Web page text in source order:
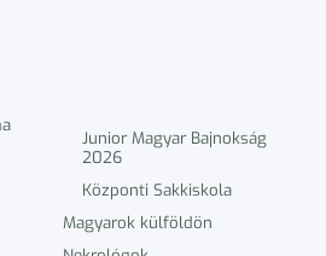
Junior Magyar Bajnokság
2026
Központi Sakkiskola
Magyarok külföldön